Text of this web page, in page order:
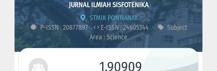
JURNAL ILMIAH SISFOTENIKA
STMIK PONTIANAK
P-ISSN : 20877897
E-ISSN : 24605344
Subject
Area : Science
1.90909